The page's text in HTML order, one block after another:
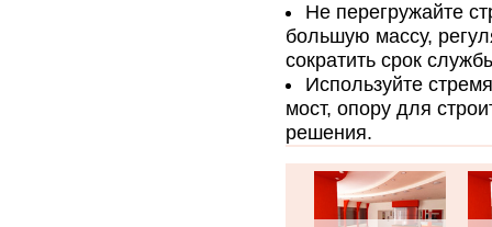
Не перегружайте
большую массу,
сократить срок
Используйте
мост, опору для
решения.